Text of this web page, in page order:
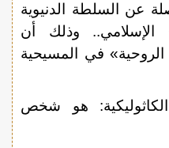
عن السلطة الدنيوية
وذلك أن
الروحية» في المسيحية
هو شخص